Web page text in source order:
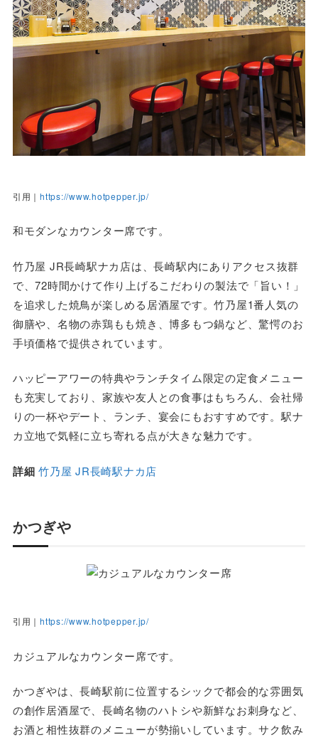
引用｜https://www.hotpepper.jp/
和モダンなカウンター席です。
竹乃屋 JR長崎駅ナカ店は、長崎駅内にありアクセス抜群
で、72時間かけて作り上げるこだわりの製法で「旨い！」
を追求した焼鳥が楽しめる居酒屋です。竹乃屋1番人気の
御膳や、名物の赤鶏もも焼き、博多もつ鍋など、驚愕のお
手頃価格で提供されています。
ハッピーアワーの特典やランチタイム限定の定食メニュー
も充実しており、家族や友人との食事はもちろん、会社帰
りの一杯やデート、ランチ、宴会にもおすすめです。駅ナ
カ立地で気軽に立ち寄れる点が大きな魅力です。
詳細 竹乃屋 JR長崎駅ナカ店
かつぎや
引用｜https://www.hotpepper.jp/
カジュアルなカウンター席です。
かつぎやは、長崎駅前に位置するシックで都会的な雰囲気
の創作居酒屋で、長崎名物のハトシや新鮮なお刺身など、
お酒と相性抜群のメニューが勢揃いしています。サク飲み